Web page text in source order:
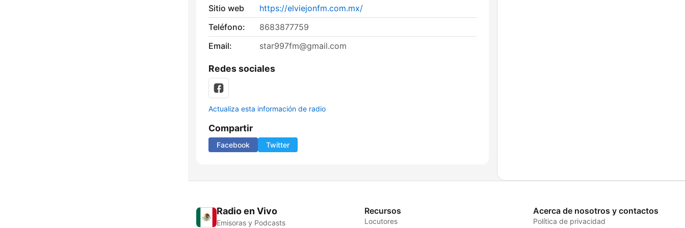
Sitio web
https://elviejonfm.com.mx/
Teléfono:
8683877759
Email:
star997fm@gmail.com
Redes sociales
Actualiza esta información de radio
Compartir
Facebook Twitter
Radio en Vivo
Emisoras y Podcasts
Recursos
Locutores
Acerca de nosotros y contactos
Política de privacidad